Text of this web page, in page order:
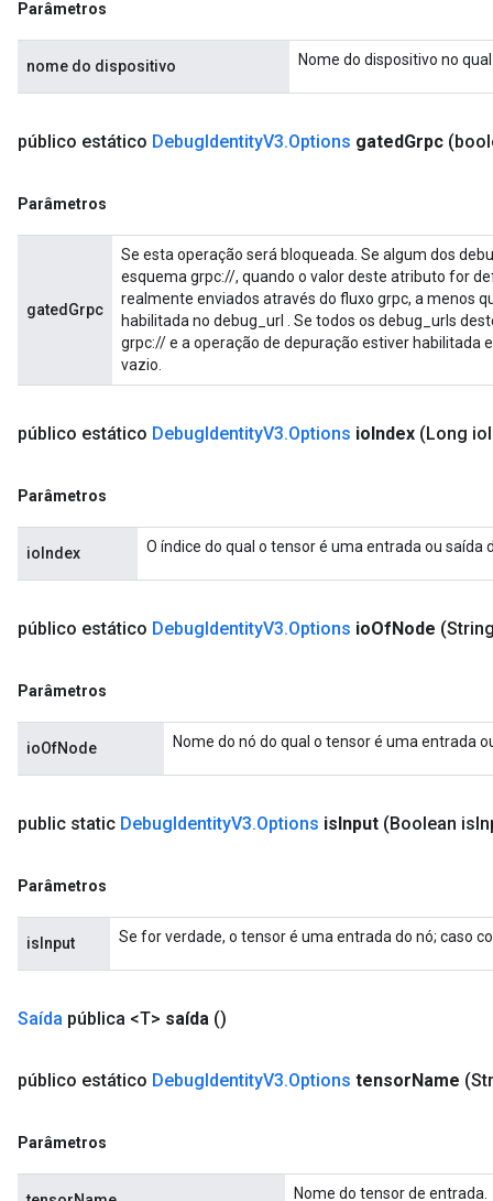
Parâmetros
nome do dispositivo Nome do dispositivo no
público estático DebugIdentityV3.Options gatedGrpc
Parâmetros
gatedGrpc
Se esta operação será bloqueada. Se algum dos
esquema grpc://, quando o valor deste atributo for
realmente enviados através do fluxo grpc, a menos
habilitada no debug_url . Se todos os debug_urls
grpc:// e a operação de depuração estiver habilitada
vazio.
público estático DebugIdentityV3.Options ioIndex (Long io
Parâmetros
ioIndex O índice do qual o tensor é uma entrada ou saída
público estático DebugIdentityV3.Options ioOfNode
Parâmetros
ioOfNode Nome do nó do qual o tensor é uma entrada
public static DebugIdentityV3.Options isInput (Boolean is
Parâmetros
isInput Se for verdade, o tensor é uma entrada do nó; caso
Saída pública <T> saída ()
público estático DebugIdentityV3.Options tensorName
Parâmetros
Nome do tensor de entrada.